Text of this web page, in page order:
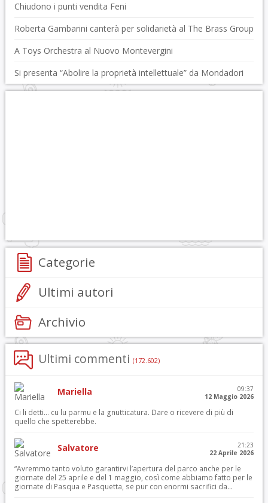
Chiudono i punti vendita Feni
Roberta Gambarini canterà per solidarietà al The Brass Group
A Toys Orchestra al Nuovo Montevergini
Si presenta “Abolire la proprietà intellettuale” da Mondadori
Categorie
Ultimi autori
Archivio
Ultimi commenti (172.602)
Mariella
09:37
12 Maggio 2026
Ci li detti… cu lu parmu e la gnutticatura. Dare o ricevere di più di
quello che spetterebbe.
Salvatore
21:23
22 Aprile 2026
“Avremmo tanto voluto garantirvi l’apertura del parco anche per le
giornate del 25 aprile e del 1 maggio, così come abbiamo fatto per le
giornate di Pasqua e Pasquetta, se pur con enormi sacrifici da...